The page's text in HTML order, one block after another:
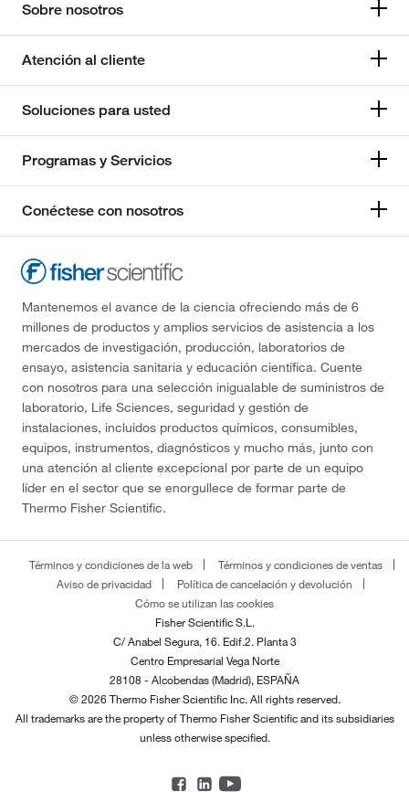
Sobre nosotros
Atención al cliente
Soluciones para usted
Programas y Servicios
Conéctese con nosotros
Mantenemos el avance de la ciencia ofreciendo más de 6
millones de productos y amplios servicios de asistencia a los
mercados de investigación, producción, laboratorios de
ensayo, asistencia sanitaria y educación científica. Cuente
con nosotros para una selección inigualable de suministros de
laboratorio, Life Sciences, seguridad y gestión de
instalaciones, incluidos productos químicos, consumibles,
equipos, instrumentos, diagnósticos y mucho más, junto con
una atención al cliente excepcional por parte de un equipo
líder en el sector que se enorgullece de formar parte de
Thermo Fisher Scientific.
Términos y condiciones de la web
Términos y condiciones de ventas
Aviso de privacidad
Política de cancelación y devolución
Cómo se utilizan las cookies
Fisher Scientific S.L.
C/ Anabel Segura, 16. Edif.2. Planta 3
Centro Empresarial Vega Norte
28108 - Alcobendas (Madrid), ESPAÑA
© 2026 Thermo Fisher Scientific Inc. All rights reserved.
All trademarks are the property of Thermo Fisher Scientific and its subsidiaries
unless otherwise specified.